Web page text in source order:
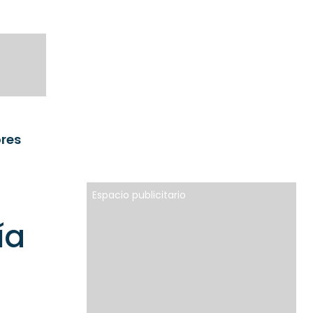
Espacio publicitario